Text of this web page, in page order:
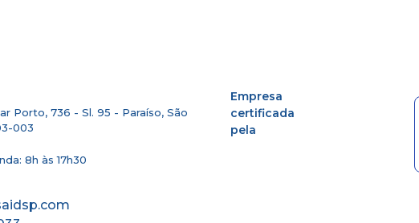
Porto, 736 - Sl. 95 - Paraíso, São
003
8h às 17h30
Empresa
certificada
pela